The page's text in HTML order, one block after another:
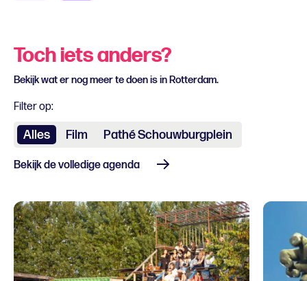
Toch iets anders?
Bekijk wat er nog meer te doen is in Rotterdam.
Filter op:
Alles Film Pathé Schouwburgplein
Bekijk de volledige agenda